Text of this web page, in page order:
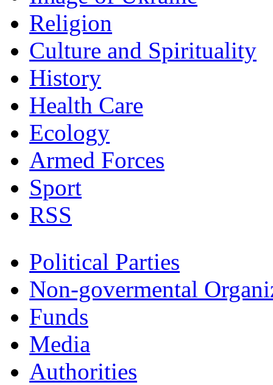
Religion
Culture and Spirituality
History
Health Care
Ecology
Armed Forces
Sport
RSS
Political Parties
Non-govermental
Funds
Мedia
Authorities